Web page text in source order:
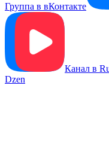
Группа в вКонтакте
Канал в
Dzen